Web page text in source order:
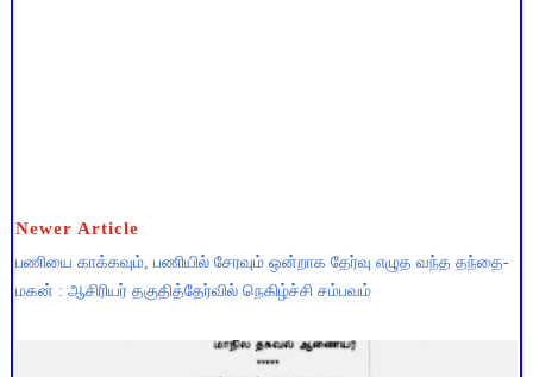
Newer Article
பணியை காக்கவும், பணியில் சேரவும் ஒன்றாக தேர்வு எழுத வந்த தந்தை-
மகன் : ஆசிரியர் தகுதித்தேர்வில் நெகிழ்ச்சி சம்பவம்